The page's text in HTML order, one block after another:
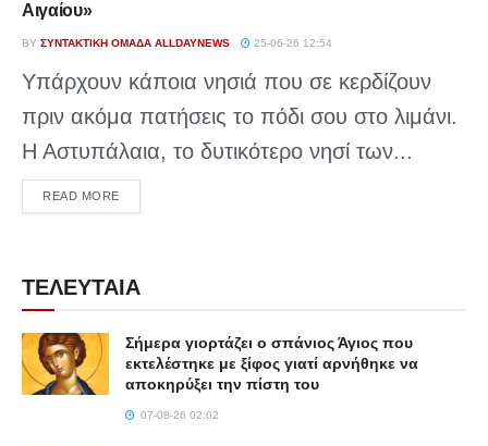
Αιγαίου»
BY ΣΥΝΤΑΚΤΙΚΉ ΟΜΆΔΑ ALLDAYNEWS 25-06-26 12:54
Υπάρχουν κάποια νησιά που σε κερδίζουν
πριν ακόμα πατήσεις το πόδι σου στο λιμάνι.
Η Αστυπάλαια, το δυτικότερο νησί των...
READ MOREDETAILS
ΤΕΛΕΥΤΑΙΑ
Σήμερα γιορτάζει ο σπάνιος Άγιος που
εκτελέστηκε με ξίφος γιατί αρνήθηκε να
αποκηρύξει την πίστη του
07-08-26 02:02